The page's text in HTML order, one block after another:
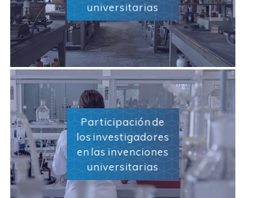
universitarias
Participación de
los investigadores
en las invenciones
universitarias